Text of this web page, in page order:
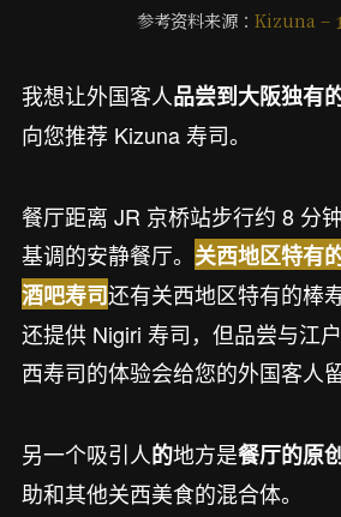
参考资料来源： Kizuna –
我想让外国客人品尝到大阪独有
向您推荐 Kizuna 寿司。
餐厅距离 JR 京桥站步行约 8 分
基调的安静餐厅。 关西地区特有
酒吧寿司还有关西地区特有的棒
还提供 Nigiri 寿司，但品尝与江
西寿司的体验会给您的外国客人
另一个吸引人的地方是餐厅的原
助和其他关西美食的混合体。